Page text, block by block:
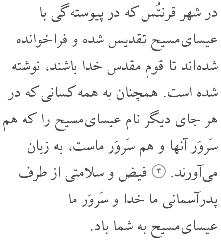
در شهر قرنتُس که در پیوسته گی با
عیسای مسیح تقدیس شده و فرا خوانده
شده اند تا قوم مقدس خدا باشند، نوشته
شده است. همچنان به همه کسانی که در
هر جای دیگر نام عیسای مسیح را که هم
سَروَر آنها و هم سَروَر ماست، به زبان
می آورند.
۳ فیض و سلامتی از طرف
پدر آسمانی ما خدا و سَروَر ما
عیسای مسیح به شما باد.